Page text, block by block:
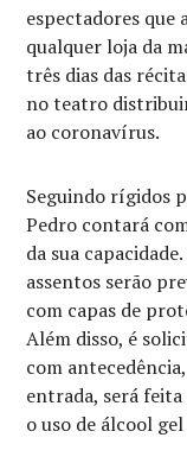
espectadores que
qualquer loja da
três dias das
no teatro
ao coronavírus.
Seguindo rígidos
Pedro contará
da sua
assentos serão
com capas de
Além disso, é
com
entrada, será
o uso de álcool